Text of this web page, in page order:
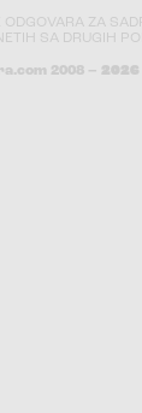
ZA
SA DRUGIH
2008 – 2026